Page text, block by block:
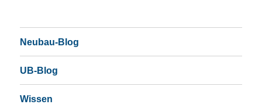
Neubau-Blog
UB-Blog
Wissen